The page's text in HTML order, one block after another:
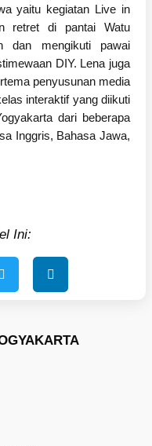
yaitu kegiatan Live in
retret di pantai Watu
dan mengikuti pawai
DIY. Lena juga
penyusunan media
interaktif yang diikuti
dari beberapa
Inggris, Bahasa Jawa,
Ini: